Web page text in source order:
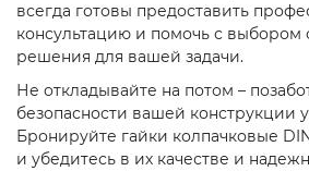
всегда готовы предоставить
консультацию и помочь с выбором
решения для вашей задачи.
Не откладывайте на потом –
безопасности вашей конструкции
Бронируйте гайки колпачковые
и убедитесь в их качестве и